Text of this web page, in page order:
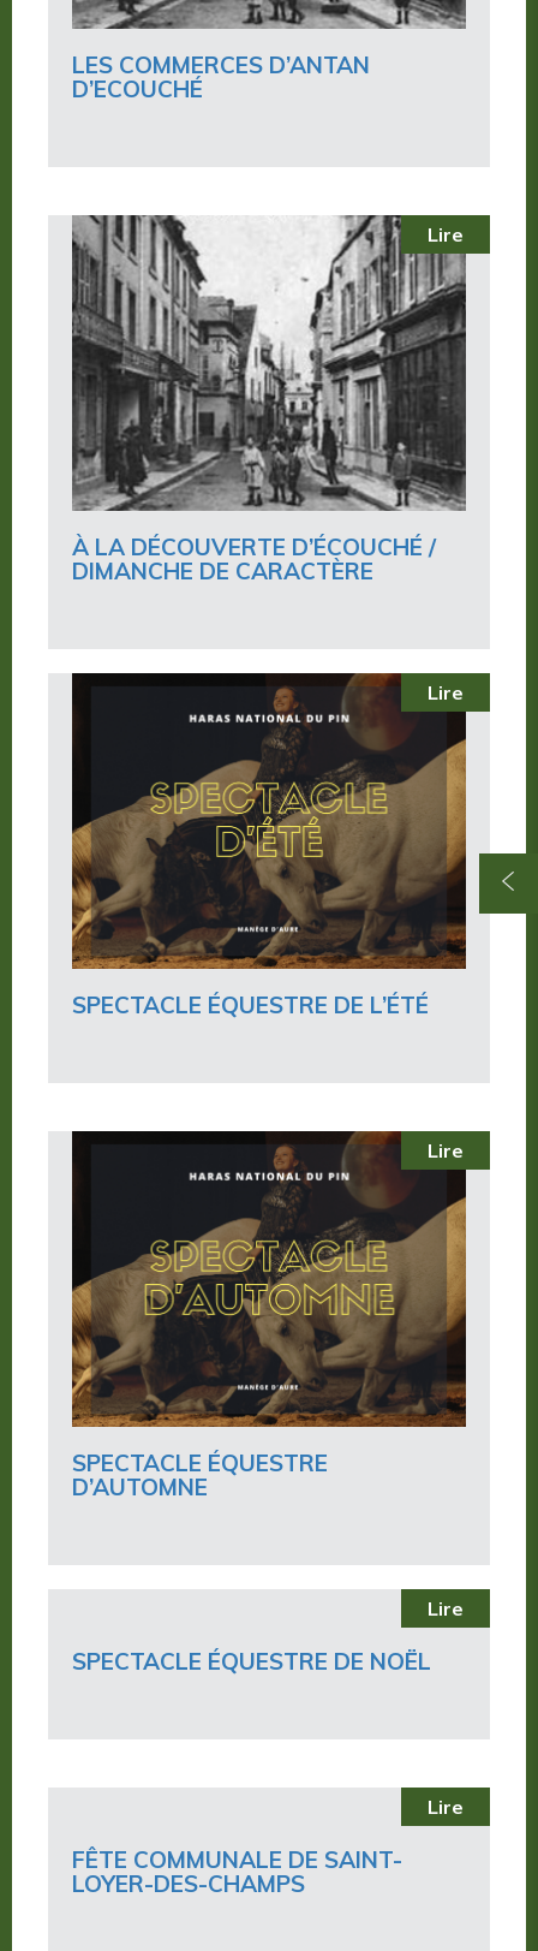
LES COMMERCES D’ANTAN
D’ECOUCHÉ
Lire
À LA DÉCOUVERTE D’ÉCOUCHÉ /
DIMANCHE DE CARACTÈRE
Lire
SPECTACLE ÉQUESTRE DE L’ÉTÉ
Lire
SPECTACLE ÉQUESTRE
D’AUTOMNE
Lire
SPECTACLE ÉQUESTRE DE NOËL
Lire
FÊTE COMMUNALE DE SAINT-
LOYER-DES-CHAMPS